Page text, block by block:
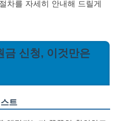
차를 자세히 안내해 드릴게
금 신청, 이것만은
트